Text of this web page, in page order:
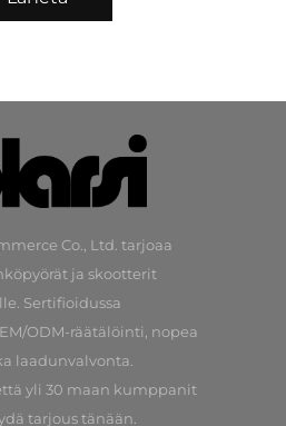
Co., Ltd. tarjoaa
ja skootterit
Sertifioidussa
ODM-räätälöinti, nopea
laadunvalvonta.
yli 30 maan kumppanit
tarjous tänään.